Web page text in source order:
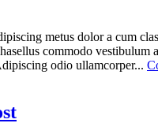
metus dolor a cum
commodo vestibulum
odio ullamcorper...